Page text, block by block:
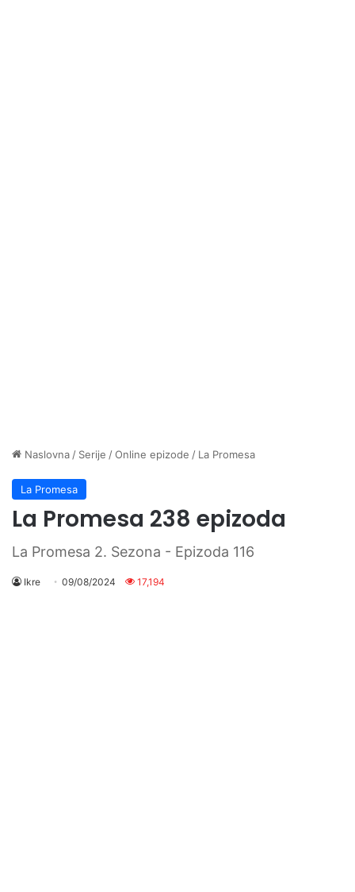
Naslovna / Serije /Online epizode / La Promesa
La Promesa
La Promesa 238 epizoda
La Promesa 2. Sezona - Epizoda 116
Ikre 09/08/2024 17,194